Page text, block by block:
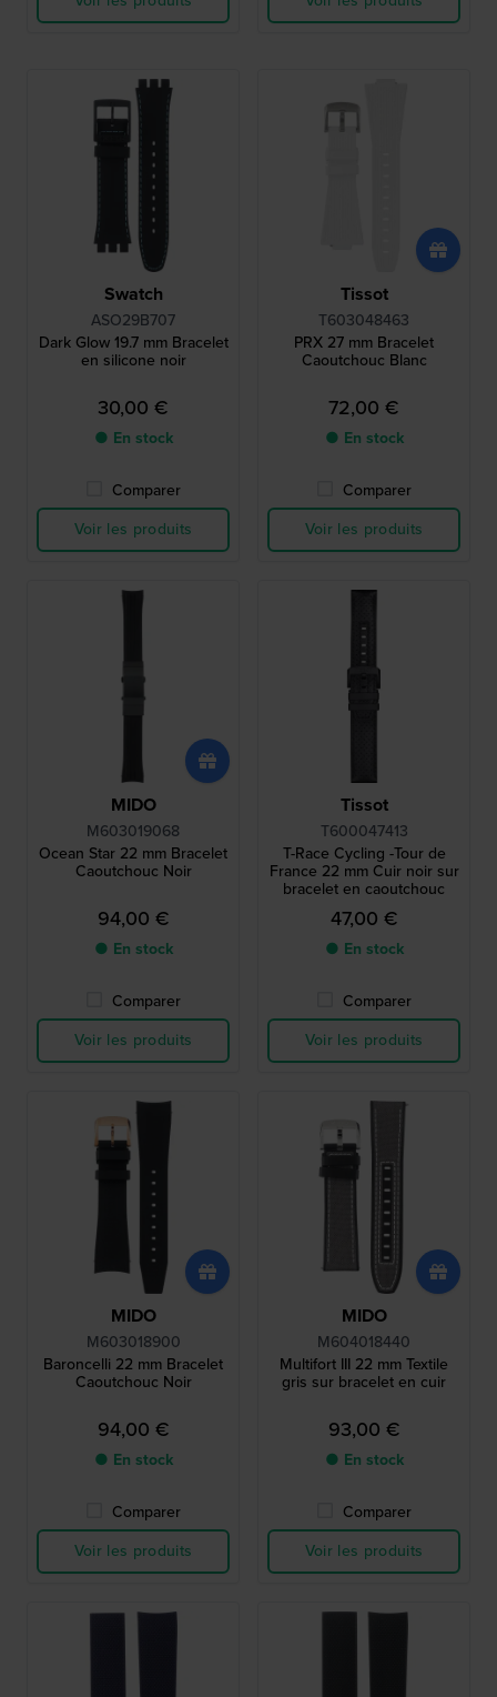
Swatch
ASO29B707
Dark Glow 19.7 mm Bracelet
en silicone noir
30,00 €
● En stock
Comparer
Voir les produits
Tissot
T603048463
PRX 27 mm Bracelet
Caoutchouc Blanc
72,00 €
● En stock
Comparer
Voir les produits
MIDO
M603019068
Ocean Star 22 mm Bracelet
Caoutchouc Noir
94,00 €
● En stock
Comparer
Voir les produits
Tissot
T600047413
T-Race Cycling -Tour de
France 22 mm Cuir noir sur
bracelet en caoutchouc
47,00 €
● En stock
Comparer
Voir les produits
MIDO
M603018900
Baroncelli 22 mm Bracelet
Caoutchouc Noir
94,00 €
● En stock
Comparer
Voir les produits
MIDO
M604018440
Multifort III 22 mm Textile
gris sur bracelet en cuir
93,00 €
● En stock
Comparer
Voir les produits